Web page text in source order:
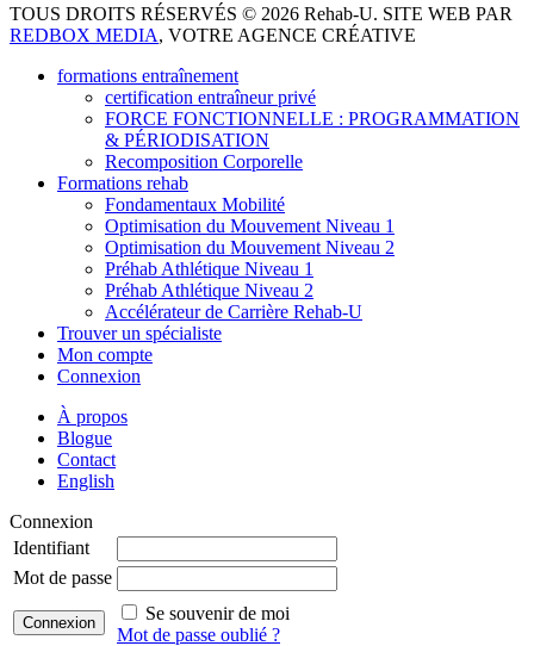
TOUS DROITS RÉSERVÉS © 2026 Rehab-U. SITE WEB PAR
REDBOX MEDIA, VOTRE AGENCE CRÉATIVE
formations entraînement
certification entraîneur privé
FORCE FONCTIONNELLE : PROGRAMMATION
& PÉRIODISATION
Recomposition Corporelle
Formations rehab
Fondamentaux Mobilité
Optimisation du Mouvement Niveau 1
Optimisation du Mouvement Niveau 2
Préhab Athlétique Niveau 1
Préhab Athlétique Niveau 2
Accélérateur de Carrière Rehab-U
Trouver un spécialiste
Mon compte
Connexion
À propos
Blogue
Contact
English
Connexion
Identifiant
Mot de passe
Se souvenir de moi
Mot de passe oublié ?